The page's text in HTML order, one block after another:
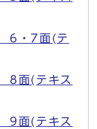
6・7面(テ
面(テキス
面(テキス